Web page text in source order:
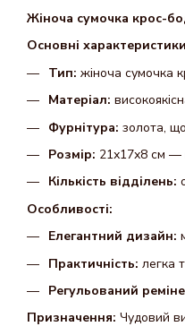
Жіноча сумочка крос-
Основні
Тип: жіноча сумочка
Матеріал:
Фурнітура: золота,
Розмір: 21х17х8 см —
Кількість відділень:
Особливості:
Елегантний дизайн:
Практичність: легка
Регульований
Призначення: Чудовий